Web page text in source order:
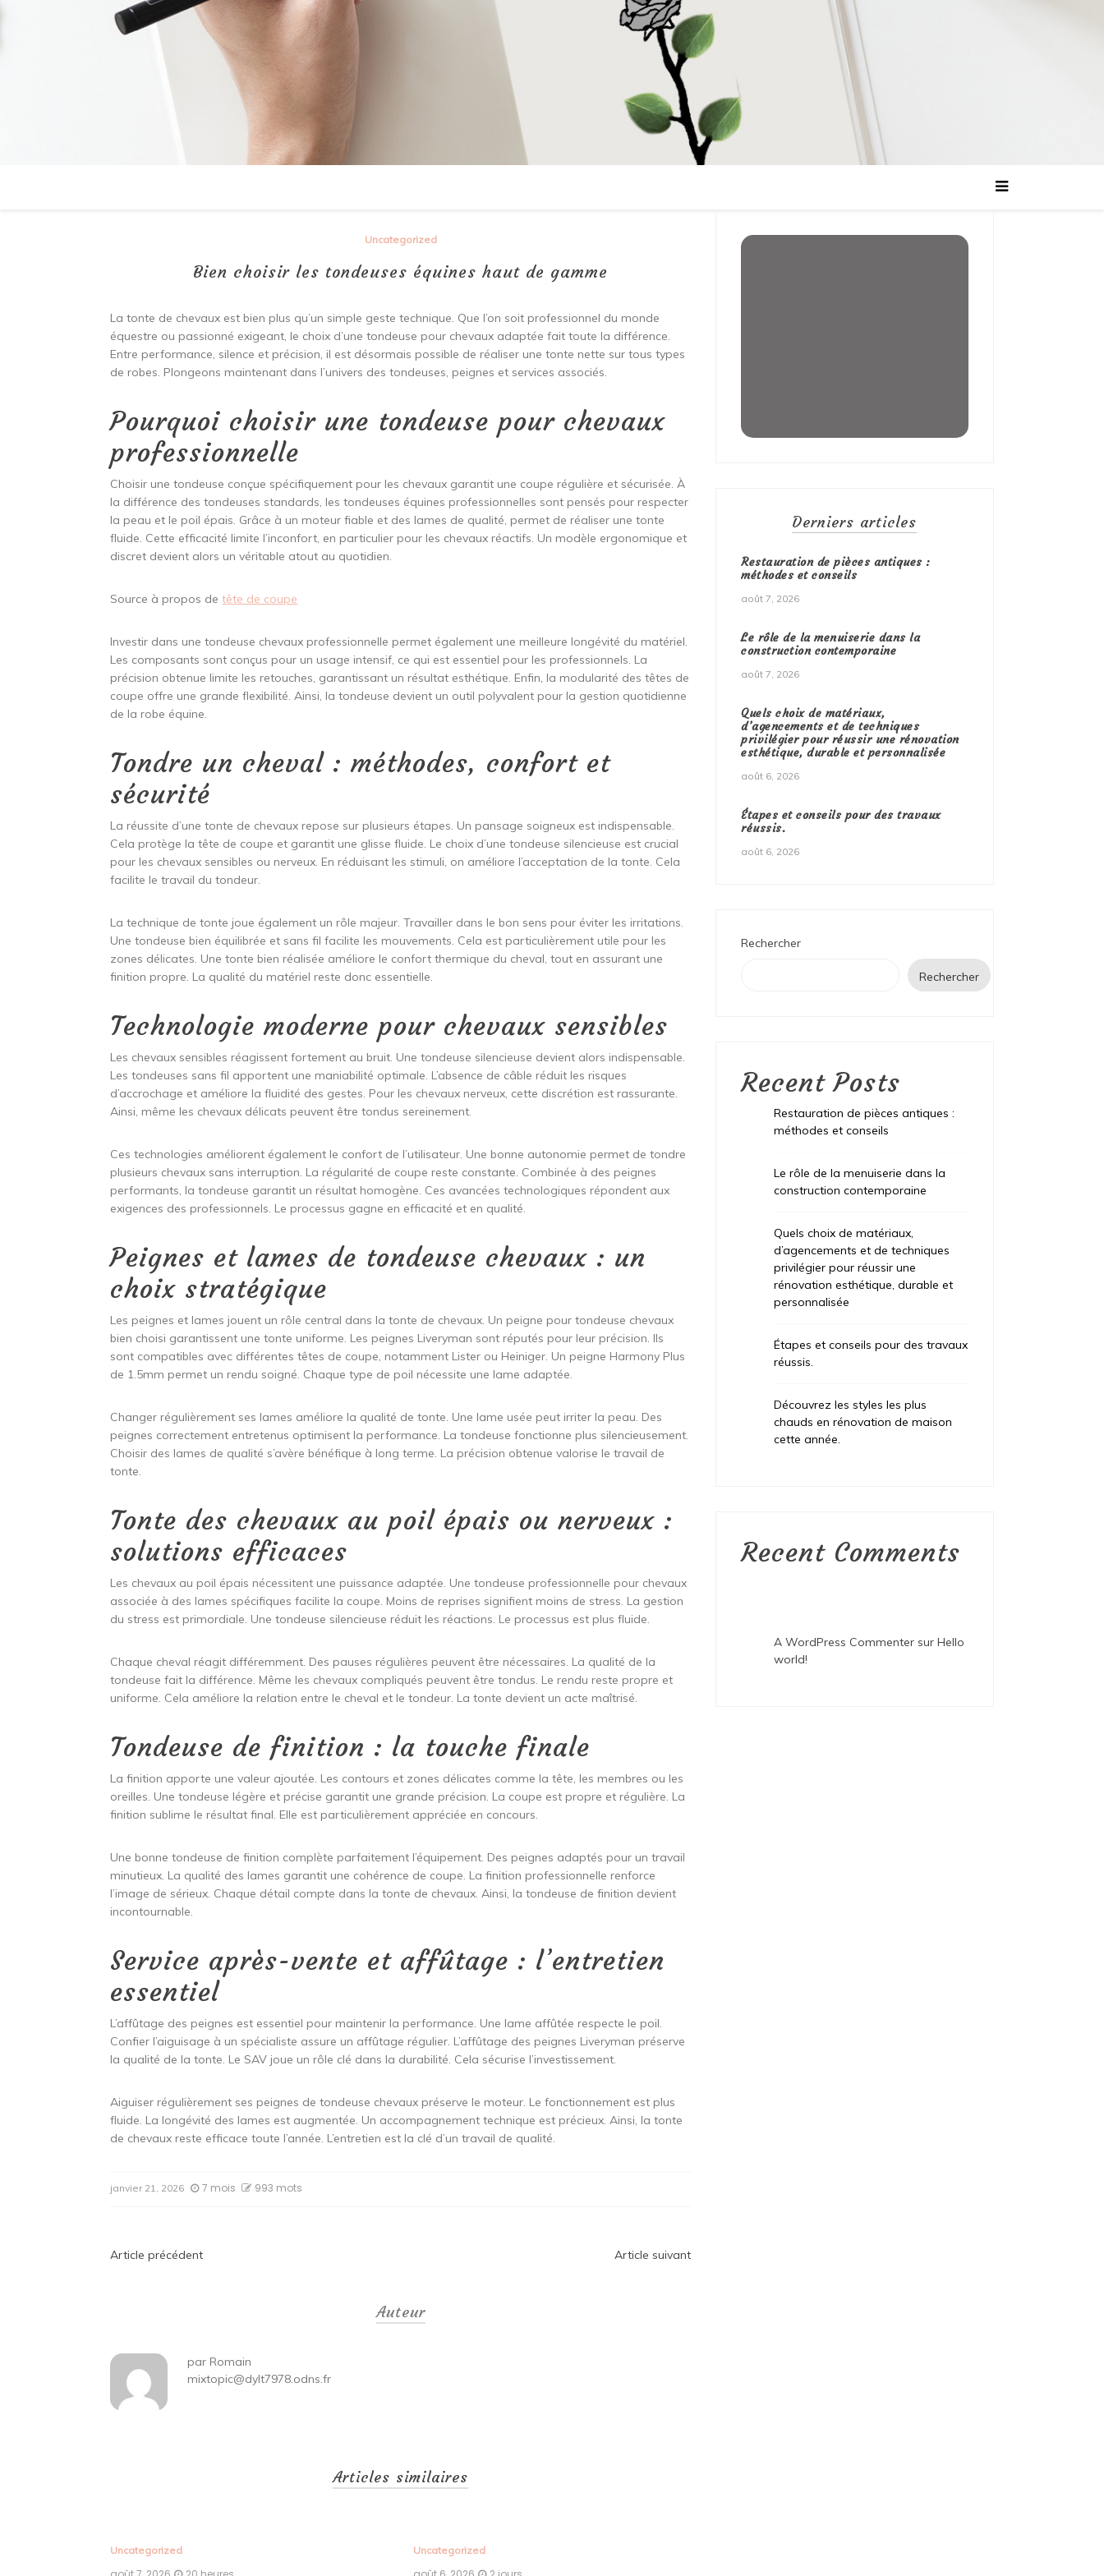
Uncategorized
Bien choisir les tondeuses équines haut de gamme
La tonte de chevaux est bien plus qu’un simple geste technique. Que l’on soit professionnel du monde
équestre ou passionné exigeant, le choix d’une tondeuse pour chevaux adaptée fait toute la différence.
Entre performance, silence et précision, il est désormais possible de réaliser une tonte nette sur tous types
de robes. Plongeons maintenant dans l’univers des tondeuses, peignes et services associés.
Pourquoi choisir une tondeuse pour chevaux
professionnelle
Choisir une tondeuse conçue spécifiquement pour les chevaux garantit une coupe régulière et sécurisée. À
la différence des tondeuses standards, les tondeuses équines professionnelles sont pensés pour respecter
la peau et le poil épais. Grâce à un moteur fiable et des lames de qualité, permet de réaliser une tonte
fluide. Cette efficacité limite l’inconfort, en particulier pour les chevaux réactifs. Un modèle ergonomique et
discret devient alors un véritable atout au quotidien.
Source à propos detête de coupe
Investir dans une tondeuse chevaux professionnelle permet également une meilleure longévité du matériel.
Les composants sont conçus pour un usage intensif, ce qui est essentiel pour les professionnels. La
précision obtenue limite les retouches, garantissant un résultat esthétique. Enfin, la modularité des têtes de
coupe offre une grande flexibilité. Ainsi, la tondeuse devient un outil polyvalent pour la gestion quotidienne
de la robe équine.
Tondre un cheval : méthodes, confort et
sécurité
La réussite d’une tonte de chevaux repose sur plusieurs étapes. Un pansage soigneux est indispensable.
Cela protège la tête de coupe et garantit une glisse fluide. Le choix d’une tondeuse silencieuse est crucial
pour les chevaux sensibles ou nerveux. En réduisant les stimuli, on améliore l’acceptation de la tonte. Cela
facilite le travail du tondeur.
La technique de tonte joue également un rôle majeur. Travailler dans le bon sens pour éviter les irritations.
Une tondeuse bien équilibrée et sans fil facilite les mouvements. Cela est particulièrement utile pour les
zones délicates. Une tonte bien réalisée améliore le confort thermique du cheval, tout en assurant une
finition propre. La qualité du matériel reste donc essentielle.
Technologie moderne pour chevaux sensibles
Les chevaux sensibles réagissent fortement au bruit. Une tondeuse silencieuse devient alors indispensable.
Les tondeuses sans fil apportent une maniabilité optimale. L’absence de câble réduit les risques
d’accrochage et améliore la fluidité des gestes. Pour les chevaux nerveux, cette discrétion est rassurante.
Ainsi, même les chevaux délicats peuvent être tondus sereinement.
Ces technologies améliorent également le confort de l’utilisateur. Une bonne autonomie permet de tondre
plusieurs chevaux sans interruption. La régularité de coupe reste constante. Combinée à des peignes
performants, la tondeuse garantit un résultat homogène. Ces avancées technologiques répondent aux
exigences des professionnels. Le processus gagne en efficacité et en qualité.
Peignes et lames de tondeuse chevaux : un
choix stratégique
Les peignes et lames jouent un rôle central dans la tonte de chevaux. Un peigne pour tondeuse chevaux
bien choisi garantissent une tonte uniforme. Les peignes Liveryman sont réputés pour leur précision. Ils
sont compatibles avec différentes têtes de coupe, notamment Lister ou Heiniger. Un peigne Harmony Plus
de 1.5mm permet un rendu soigné. Chaque type de poil nécessite une lame adaptée.
Changer régulièrement ses lames améliore la qualité de tonte. Une lame usée peut irriter la peau. Des
peignes correctement entretenus optimisent la performance. La tondeuse fonctionne plus silencieusement.
Choisir des lames de qualité s’avère bénéfique à long terme. La précision obtenue valorise le travail de
tonte.
Tonte des chevaux au poil épais ou nerveux :
solutions efficaces
Les chevaux au poil épais nécessitent une puissance adaptée. Une tondeuse professionnelle pour chevaux
associée à des lames spécifiques facilite la coupe. Moins de reprises signifient moins de stress. La gestion
du stress est primordiale. Une tondeuse silencieuse réduit les réactions. Le processus est plus fluide.
Chaque cheval réagit différemment. Des pauses régulières peuvent être nécessaires. La qualité de la
tondeuse fait la différence. Même les chevaux compliqués peuvent être tondus. Le rendu reste propre et
uniforme. Cela améliore la relation entre le cheval et le tondeur. La tonte devient un acte maîtrisé.
Tondeuse de finition : la touche finale
La finition apporte une valeur ajoutée. Les contours et zones délicates comme la tête, les membres ou les
oreilles. Une tondeuse légère et précise garantit une grande précision. La coupe est propre et régulière. La
finition sublime le résultat final. Elle est particulièrement appréciée en concours.
Une bonne tondeuse de finition complète parfaitement l’équipement. Des peignes adaptés pour un travail
minutieux. La qualité des lames garantit une cohérence de coupe. La finition professionnelle renforce
l’image de sérieux. Chaque détail compte dans la tonte de chevaux. Ainsi, la tondeuse de finition devient
incontournable.
Service après-vente et affûtage : l’entretien
essentiel
L’affûtage des peignes est essentiel pour maintenir la performance. Une lame affûtée respecte le poil.
Confier l’aiguisage à un spécialiste assure un affûtage régulier. L’affûtage des peignes Liveryman préserve
la qualité de la tonte. Le SAV joue un rôle clé dans la durabilité. Cela sécurise l’investissement.
Aiguiser régulièrement ses peignes de tondeuse chevaux préserve le moteur. Le fonctionnement est plus
fluide. La longévité des lames est augmentée. Un accompagnement technique est précieux. Ainsi, la tonte
de chevaux reste efficace toute l’année. L’entretien est la clé d’un travail de qualité.
janvier 21, 2026 7 mois 993 mots
Navigation
Article précédent Article suivant
Auteur
par Romain
mixtopic@dylt7978.odns.fr
Articles similaires
Uncategorized Uncategorized
Derniers articles
Restauration de pièces antiques :
méthodes et conseils
août 7, 2026
Le rôle de la menuiserie dans la
construction contemporaine
août 7, 2026
Quels choix de matériaux,
d’agencements et de techniques
privilégier pour réussir une rénovation
esthétique, durable et personnalisée
août 6, 2026
Étapes et conseils pour des travaux
réussis.
août 6, 2026
Rechercher
Rechercher
Recent Posts
Restauration de pièces antiques :
méthodes et conseils
Le rôle de la menuiserie dans la
construction contemporaine
Quels choix de matériaux,
d’agencements et de techniques
privilégier pour réussir une
rénovation esthétique, durable et
personnalisée
Étapes et conseils pour des travaux
réussis.
Découvrez les styles les plus
chauds en rénovation de maison
cette année.
Recent Comments
A WordPress Commenter surHello
world!